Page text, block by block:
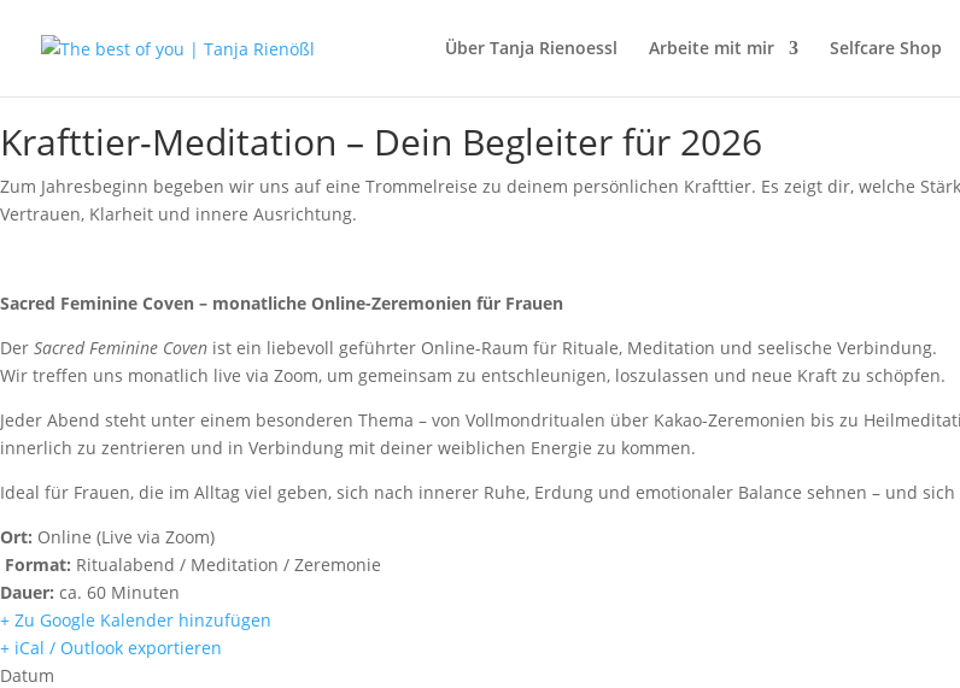
Über Tanja Rienoessl Arbeite mit mir Selfcare Shop
Krafttier-Meditation – Dein Begleiter für 2026
Zum Jahresbeginn begeben wir uns auf eine Trommelreise zu deinem persönlichen Krafttier. Es zeigt dir, welche
Vertrauen, Klarheit und innere Ausrichtung.
Sacred Feminine Coven – monatliche Online-Zeremonien für Frauen
Der Sacred Feminine Coven ist ein liebevoll geführter Online-Raum für Rituale, Meditation und seelische Verbindung.
Wir treffen uns monatlich live via Zoom, um gemeinsam zu entschleunigen, loszulassen und neue Kraft zu schöpfen.
Jeder Abend steht unter einem besonderen Thema – von Vollmondritualen über Kakao-Zeremonien bis zu
innerlich zu zentrieren und in Verbindung mit deiner weiblichen Energie zu kommen.
Ideal für Frauen, die im Alltag viel geben, sich nach innerer Ruhe, Erdung und emotionaler Balance sehnen – und
Ort: Online (Live via Zoom)
Format: Ritualabend / Meditation / Zeremonie
Dauer: ca. 60 Minuten
+ Zu Google Kalender hinzufügen
+ iCal / Outlook exportieren
Datum